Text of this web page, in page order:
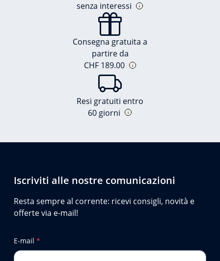
senza interessi
Consegna gratuita a
partire da
CHF 189.00
Resi gratuiti entro
60 giorni
Iscriviti alle nostre comunicazioni
Resta sempre al corrente: ricevi consigli, novità e
offerte via e-mail!
E-mail *